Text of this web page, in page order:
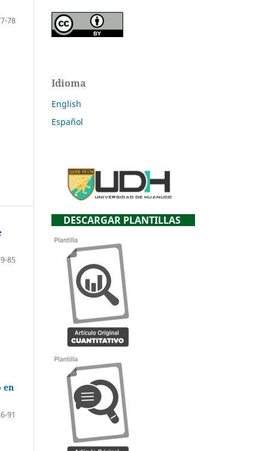
78
85
en
91
Idioma
English
Español
DESCARGAR PLANTILLAS